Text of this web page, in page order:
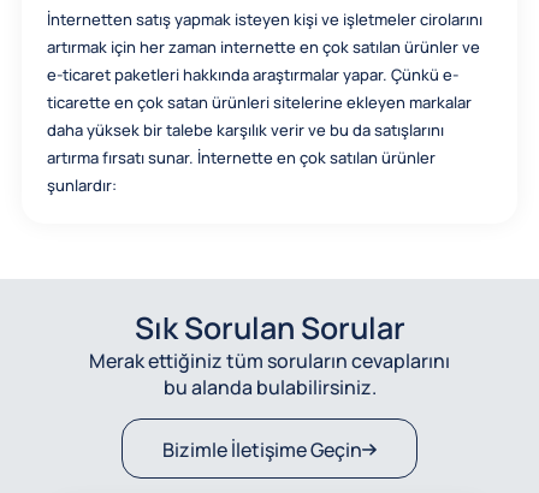
İnternetten satış yapmak isteyen kişi ve işletmeler cirolarını
artırmak için her zaman internette en çok satılan ürünler ve
e-ticaret paketleri hakkında araştırmalar yapar. Çünkü e-
ticarette en çok satan ürünleri sitelerine ekleyen markalar
daha yüksek bir talebe karşılık verir ve bu da satışlarını
artırma fırsatı sunar. İnternette en çok satılan ürünler
şunlardır:
Sık Sorulan Sorular
Merak ettiğiniz tüm soruların cevaplarını
bu alanda bulabilirsiniz.
Bizimle İletişime Geçin